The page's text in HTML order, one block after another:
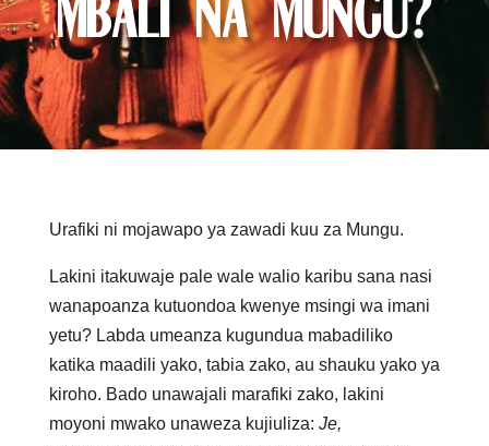
Mbali na Mungu?
Urafiki ni mojawapo ya zawadi kuu za Mungu.
Lakini itakuwaje pale wale walio karibu sana nasi
wanapoanza kutuondoa kwenye msingi wa imani
yetu? Labda umeanza kugundua mabadiliko
katika maadili yako, tabia zako, au shauku yako ya
kiroho. Bado unawajali marafiki zako, lakini
moyoni mwako unaweza kujiuliza: Je,